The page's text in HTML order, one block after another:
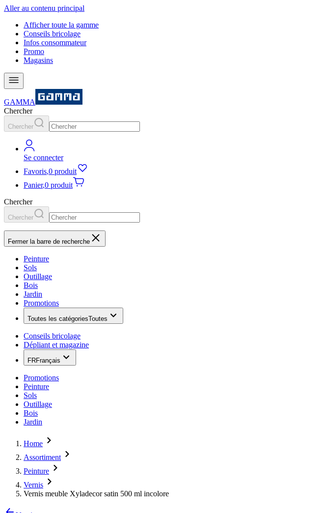
Aller au contenu principal
Afficher toute la gamme
Conseils bricolage
Infos consommateur
Promo
Magasins
GAMMA
Chercher
Chercher
Se connecter
Favoris,0 produit
Panier,0 produit
Chercher
Chercher
Fermer la barre de recherche
Peinture
Sols
Outillage
Bois
Jardin
Promotions
Toutes les catégoriesToutes
Conseils bricolage
Dépliant et magazine
FRFrançais
Promotions
Peinture
Sols
Outillage
Bois
Jardin
Home
Assortiment
Peinture
Vernis
Vernis meuble Xyladecor satin 500 ml incolore